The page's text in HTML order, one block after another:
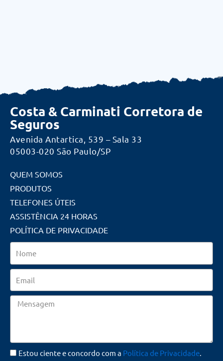
Costa & Carminati Corretora de
Seguros
Avenida Antartica, 539 – Sala 33
05003-020 São Paulo/SP
QUEM SOMOS
PRODUTOS
TELEFONES ÚTEIS
ASSISTÊNCIA 24 HORAS
POLÍTICA DE PRIVACIDADE
Mensagem
Estou ciente e concordo com a Política de Privacidade.